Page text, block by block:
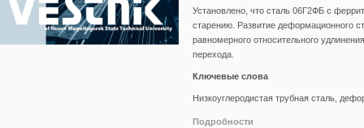
Установлено, что сталь 06Г2ФБ с
старению. Развитие деформационного
равномерного относительного
перехода.
Ключевые слова
Низкоуглеродистая трубная сталь,
Подробности